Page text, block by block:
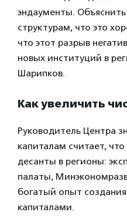
эндаументы.
структурам, что это
что этот разрыв
новых институций в
Шарипков.
Как увеличить
Руководитель Центра
капиталам считает,
десанты в регионы:
палаты,
богатый опыт
капиталами.